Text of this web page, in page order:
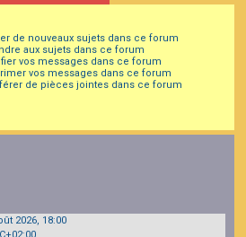
de nouveaux sujets dans ce forum
aux sujets dans ce forum
vos messages dans ce forum
vos messages dans ce forum
de pièces jointes dans ce forum
2026, 18:00